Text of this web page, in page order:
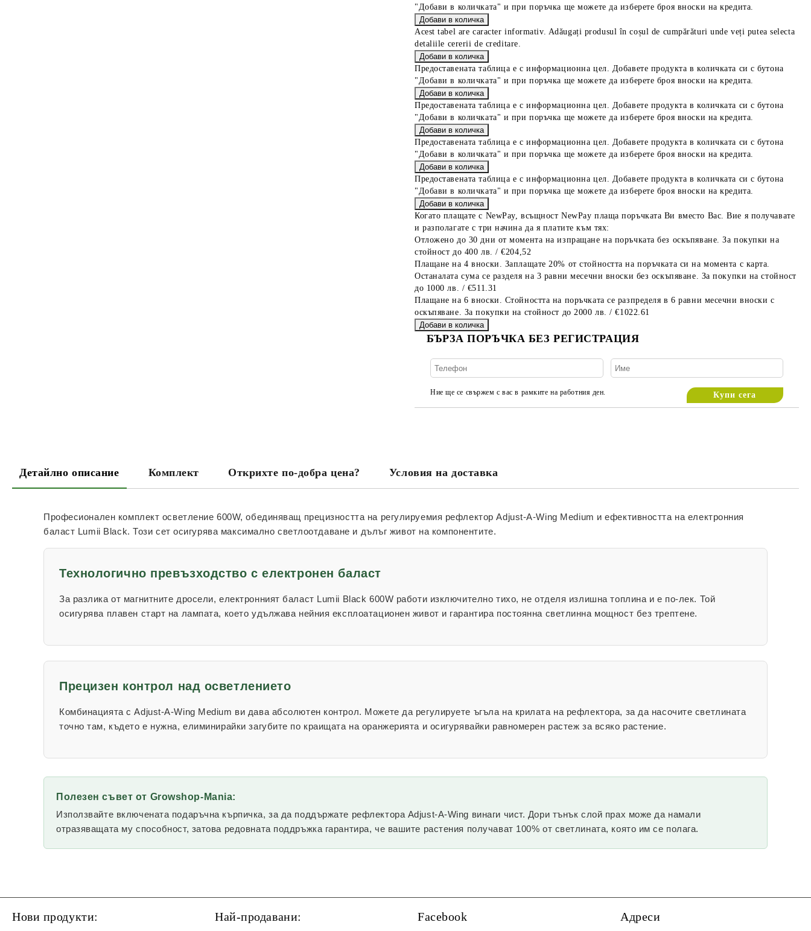
"Добави в количката" и при поръчка ще можете да изберете броя вноски на кредита.
Acest tabel are caracter informativ. Adăugați produsul în coșul de cumpărături unde veți putea selecta
detaliile cererii de creditare.
Предоставената таблица е с информационна цел. Добавете продукта в количката си с бутона
"Добави в количката" и при поръчка ще можете да изберете броя вноски на кредита.
Предоставената таблица е с информационна цел. Добавете продукта в количката си с бутона
"Добави в количката" и при поръчка ще можете да изберете броя вноски на кредита.
Предоставената таблица е с информационна цел. Добавете продукта в количката си с бутона
"Добави в количката" и при поръчка ще можете да изберете броя вноски на кредита.
Предоставената таблица е с информационна цел. Добавете продукта в количката си с бутона
"Добави в количката" и при поръчка ще можете да изберете броя вноски на кредита.
Когато плащате с NewPay, всъщност NewPay плаща поръчката Ви вместо Вас. Вие я получавате
и разполагате с три начина да я платите към тях:
Отложено до 30 дни от момента на изпращане на поръчката без оскъпяване. За покупки на
стойност до 400 лв. / €204,52
Плащане на 4 вноски. Заплащате 20% от стойността на поръчката си на момента с карта.
Останалата сума се разделя на 3 равни месечни вноски без оскъпяване. За покупки на стойност
до 1000 лв. / €511.31
Плащане на 6 вноски. Стойността на поръчката се разпределя в 6 равни месечни вноски с
оскъпяване. За покупки на стойност до 2000 лв. / €1022.61
БЪРЗА ПОРЪЧКА БЕЗ РЕГИСТРАЦИЯ
Ние ще се свържем с вас в рамките на работния ден.
Детайлно описание Комплект Открихте по-добра цена? Условия на доставка
Професионален комплект осветление600W, обединяващ прецизността на регулируемия рефлекторAdjust-A-Wing Medium и ефективността на електронния
баласт Lumii Black. Този сет осигурява максимално светлоотдаване и дълъг живот на компонентите.
Технологично превъзходство с електронен баласт
За разлика от магнитните дросели, електронният баласт Lumii Black 600W работи изключително тихо, не отделя излишна топлина и е по-лек. Той
осигурява плавен старт на лампата, което удължава нейния експлоатационен живот и гарантира постоянна светлинна мощност без трептене.
Прецизен контрол над осветлението
Комбинацията сAdjust-A-Wing Medium ви дава абсолютен контрол. Можете да регулируете ъгъла на крилата на рефлектора, за да насочите светлината
точно там, където е нужна, елиминирайки загубите по краищата на оранжерията и осигурявайки равномерен растеж за всяко растение.
Полезен съвет от Growshop-Mania:
Използвайте включената подаръчна кърпичка, за да поддържате рефлектора Adjust-A-Wing винаги чист. Дори тънък слой прах може да намали
отразяващата му способност, затова редовната поддръжка гарантира, че вашите растения получават 100% от светлината, която им се полага.
Нови продукти: Най-продавани: Facebook Адреси